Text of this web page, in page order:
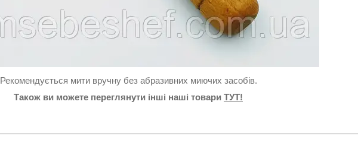
Рекомендується мити вручну без абразивних миючих засобів.
Також ви можете переглянути інші наші товари ТУТ!